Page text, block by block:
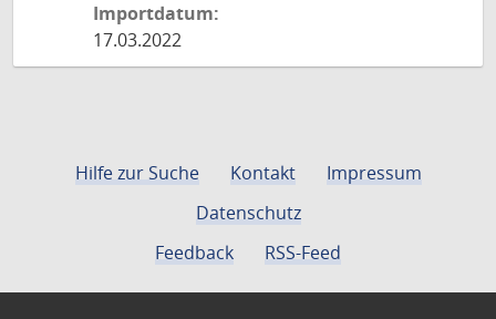
Importdatum:
17.03.2022
Hilfe zur Suche Kontakt
Impressum
Datenschutz
Feedback
RSS-Feed